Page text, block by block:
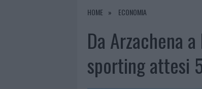
7 AGOSTO 2026 |
HOME ECONOMIA
Da Arzachena
sporting attesi